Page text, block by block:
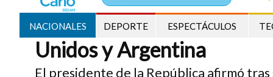
NACIONALES DEPORTE ESPECTÁCULOS
RELACIONES EXTERIORES
Yamandú Orsi celebró el
Unidos y Argentina
El presidente de la República afirmó